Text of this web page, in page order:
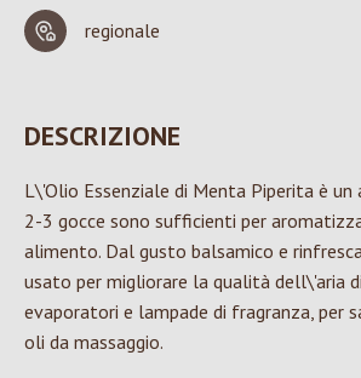
regionale
DESCRIZIONE
L\'Olio Essenziale di Menta Piperita è un
2-3 gocce sono sufficienti per
alimento. Dal gusto balsamico e
usato per migliorare la qualità dell\'aria
evaporatori e lampade di fragranza, per
oli da massaggio.